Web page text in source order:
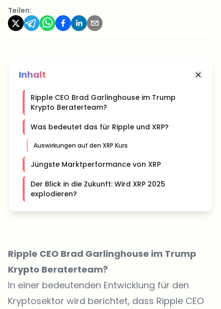
Teilen:
Inhalt
Ripple CEO Brad Garlinghouse im Trump
Krypto Beraterteam?
Was bedeutet das für Ripple und XRP?
Auswirkungen auf den XRP Kurs
Jüngste Marktperformance von XRP
Der Blick in die Zukunft: Wird XRP 2025
explodieren?
Ripple CEO Brad Garlinghouse im Trump
Krypto Beraterteam?
In einer bedeutenden Entwicklung für den
Kryptosektor wird berichtet, dass Ripple CEO